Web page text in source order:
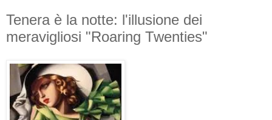
Tenera è la notte: l'illusione dei
meravigliosi "Roaring Twenties"